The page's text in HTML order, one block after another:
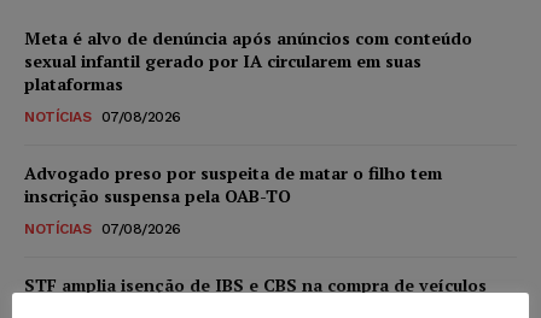
Meta é alvo de denúncia após anúncios com conteúdo
sexual infantil gerado por IA circularem em suas
plataformas
NOTÍCIAS 07/08/2026
Advogado preso por suspeita de matar o filho tem
inscrição suspensa pela OAB-TO
NOTÍCIAS 07/08/2026
STF amplia isenção de IBS e CBS na compra de veículos